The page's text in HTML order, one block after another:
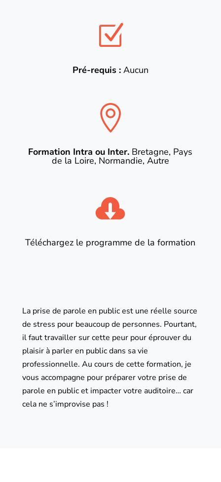
Z
Pré-requis : Aucun

Formation Intra ou Inter. Bretagne, Pays
de la Loire, Normandie, Autre

Téléchargez le programme de la formation
La prise de parole en public est une réelle source
de stress pour beaucoup de personnes. Pourtant,
il faut travailler sur cette peur pour éprouver du
plaisir à parler en public dans sa vie
professionnelle. Au cours de cette formation, je
vous accompagne pour préparer votre prise de
parole en public et impacter votre auditoire… car
cela ne s’improvise pas !